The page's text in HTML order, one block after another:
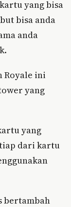
yang bisa
bisa anda
anda
Royale ini
yang
yang
dari kartu
bertambah